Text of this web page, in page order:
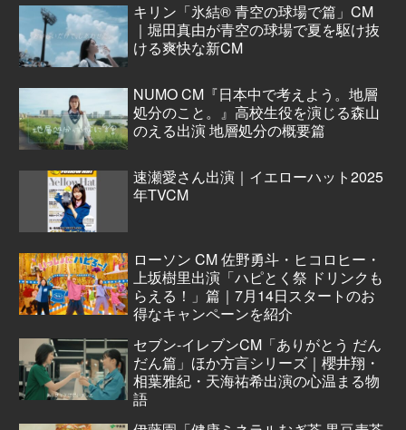
キリン「氷結® 青空の球場で篇」CM
｜堀田真由が青空の球場で夏を駆け抜
ける爽快な新CM
NUMO CM『日本中で考えよう。地層
処分のこと。』高校生役を演じる森山
のえる出演 地層処分の概要篇
速瀬愛さん出演｜イエローハット2025
年TVCM
ローソン CM 佐野勇斗・ヒコロヒー・
上坂樹里出演「ハピとく祭 ドリンクも
らえる！」篇｜7月14日スタートのお
得なキャンペーンを紹介
セブン‐イレブンCM「ありがとう だん
だん篇」ほか方言シリーズ｜櫻井翔・
相葉雅紀・天海祐希出演の心温まる物
語